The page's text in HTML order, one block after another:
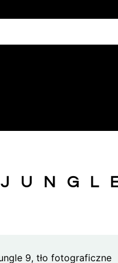
9, tło fotograficzne